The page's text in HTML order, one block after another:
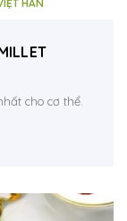
HÂN
cho cơ thể.